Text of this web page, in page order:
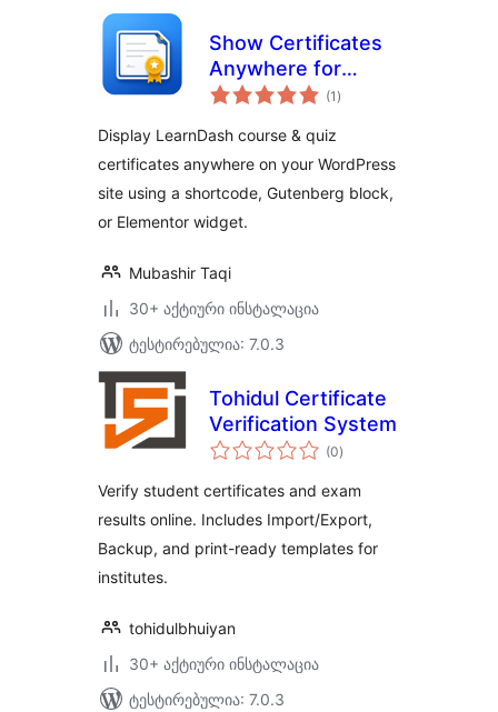
Show Certificates
Anywhere for
LearnDash
(1 საერთო
რეიტინგი
)
Display LearnDash course & quiz
certificates anywhere on your WordPress
site using a shortcode, Gutenberg block,
or Elementor widget.
Mubashir Taqi
30+ აქტიური ინსტალაცია
ტესტირებულია: 7.0.3
Tohidul Certificate
Verification System
(0საერთო
რეიტინგი
)
Verify student certificates and exam
results online. Includes Import/Export,
Backup, and print-ready templates for
institutes.
tohidulbhuiyan
30+ აქტიური ინსტალაცია
ტესტირებულია: 7.0.3